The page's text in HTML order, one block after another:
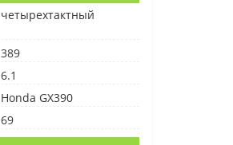
четырехтактный
389
6.1
Honda GX390
69